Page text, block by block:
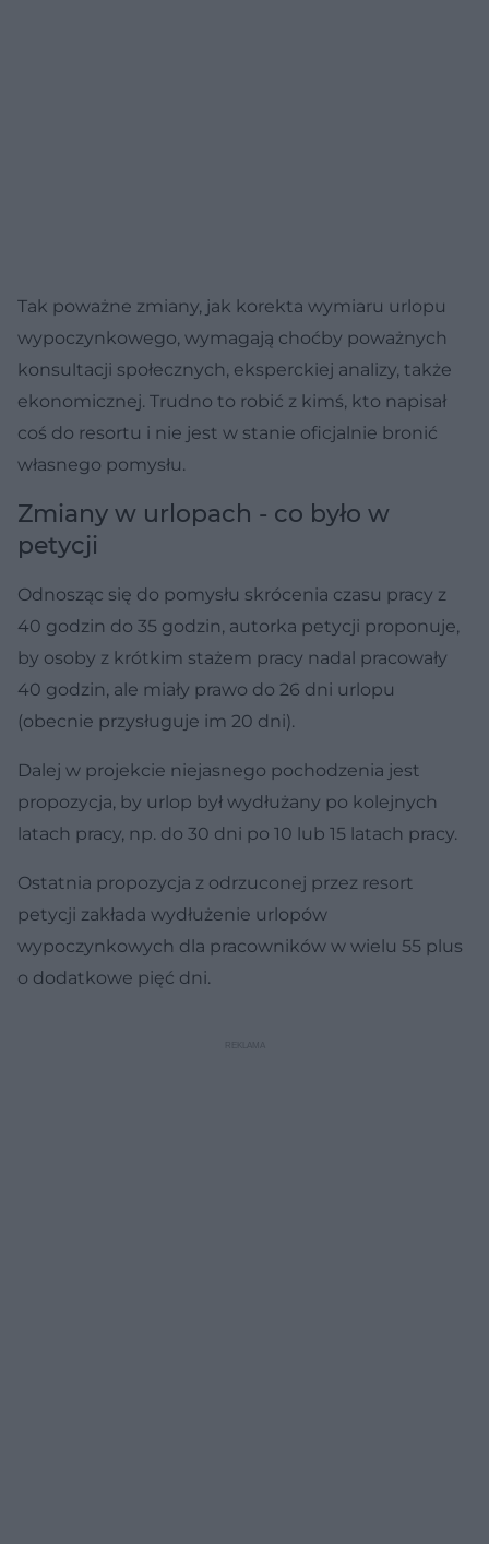
Tak poważne zmiany, jak korekta wymiaru urlopu
wypoczynkowego, wymagają choćby poważnych
konsultacji społecznych, eksperckiej analizy, także
ekonomicznej. Trudno to robić z kimś, kto napisał
coś do resortu i nie jest w stanie oficjalnie bronić
własnego pomysłu.
Zmiany w urlopach - co było w
petycji
Odnosząc się do pomysłu skrócenia czasu pracy z
40 godzin do 35 godzin, autorka petycji proponuje,
by osoby z krótkim stażem pracy nadal pracowały
40 godzin, ale miały prawo do 26 dni urlopu
(obecnie przysługuje im 20 dni).
Dalej w projekcie niejasnego pochodzenia jest
propozycja, by urlop był wydłużany po kolejnych
latach pracy, np. do 30 dni po 10 lub 15 latach pracy.
Ostatnia propozycja z odrzuconej przez resort
petycji zakłada wydłużenie urlopów
wypoczynkowych dla pracowników w wielu 55 plus
o dodatkowe pięć dni.